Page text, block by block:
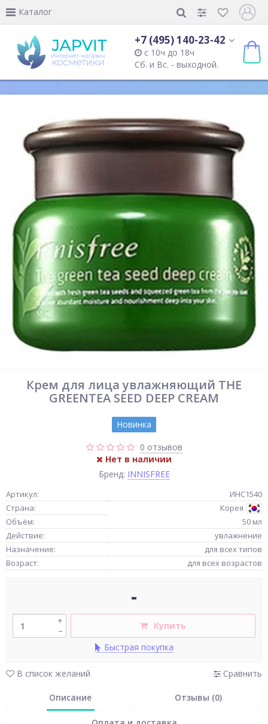
Каталог
+7 (495) 140-23-42
с 10ч до 18ч
Сб. и Вс. - выходной.
Крем для лица увлажняющий THE
GREENTEA SEED DEEP CREAM
Новинка
0 отзывов
Нет в наличии
Бренд: INNISFREE
Артикул:
ИНС1540
Страна:
Корея
Объём:
50 мл
Действие:
увлажнение
Назначение:
для всех типов
Возраст:
для всех возрастов
-
–
+
Купить
Быстрая покупка
В список желаний Сравнить
Описание Отзывы (0)